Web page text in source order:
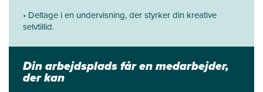
• Deltage i en undervisning, der styrker din kreative
selvtillid.
Din arbejdsplads får en medarbejder,
der kan